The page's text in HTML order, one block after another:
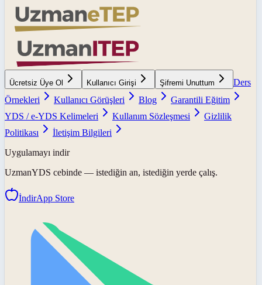
Ücretsiz Üye Ol Kullanıcı Girişi Şifremi Unuttum
Ders
Örnekleri
Kullanıcı Görüşleri Blog
Garantili Eğitim
YDS / e-YDS Kelimeleri
Kullanım Sözleşmesi
Gizlilik
Politikası
İletişim Bilgileri
Uygulamayı indir
UzmanYDS cebinde — istediğin an, istediğin yerde çalış.
İndirApp Store